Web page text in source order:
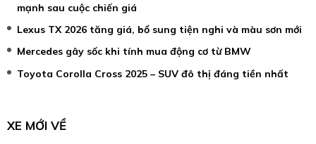
mạnh sau cuộc chiến giá
Lexus TX 2026 tăng giá, bổ sung tiện nghi và màu sơn mới
Mercedes gây sốc khi tính mua động cơ từ BMW
Toyota Corolla Cross 2025 – SUV đô thị đáng tiền nhất
XE MỚI VỀ